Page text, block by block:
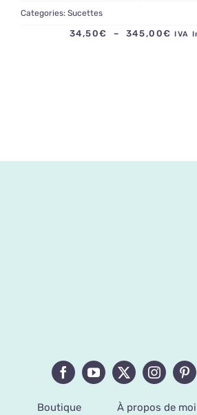
Categories: Sucettes
34,50€ – 345,00€ IVA
Boutique À propos de moi